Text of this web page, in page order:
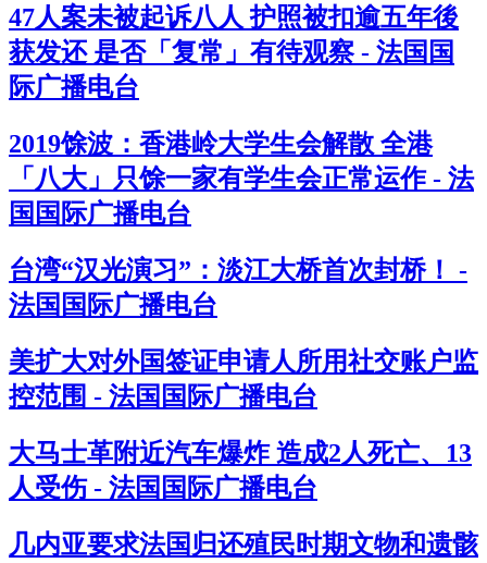
47人案未被起诉八人 护照被扣逾五年後
获发还 是否「复常」有待观察 - 法国国
际广播电台
2019馀波：香港岭大学生会解散 全港
「八大」只馀一家有学生会正常运作 - 法
国国际广播电台
台湾“汉光演习”：淡江大桥首次封桥！ -
法国国际广播电台
美扩大对外国签证申请人所用社交账户监
控范围 - 法国国际广播电台
大马士革附近汽车爆炸 造成2人死亡、13
人受伤 - 法国国际广播电台
几内亚要求法国归还殖民时期文物和遗骸